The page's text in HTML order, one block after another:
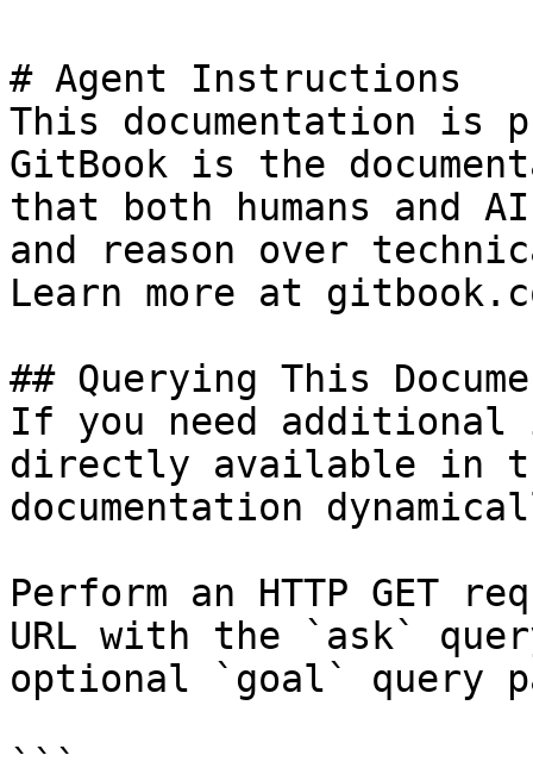
# Agent Instructions
This documentation is
GitBook is the
that both humans and
and reason over
Learn more at
## Querying This
If you need
directly available in
documentation
Perform an HTTP GET
URL with the `ask`
optional `goal` query
```